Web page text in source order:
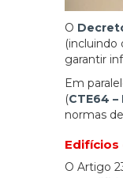
O
(incluindo
garantir
Em
(CTE64 –
normas
Edifícios
O Artigo